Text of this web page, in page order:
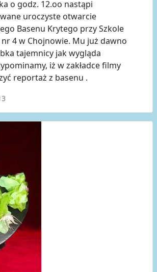
o godz. 12.oo nastąpi
uroczyste otwarcie
Basenu Krytego przy Szkole
4 w Chojnowie. Mu już dawno
tajemnicy jak wygląda
iż w zakładce filmy
reportaż z basenu .